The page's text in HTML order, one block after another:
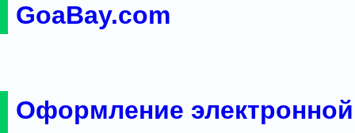
GoaBay.com
Оформление электронной